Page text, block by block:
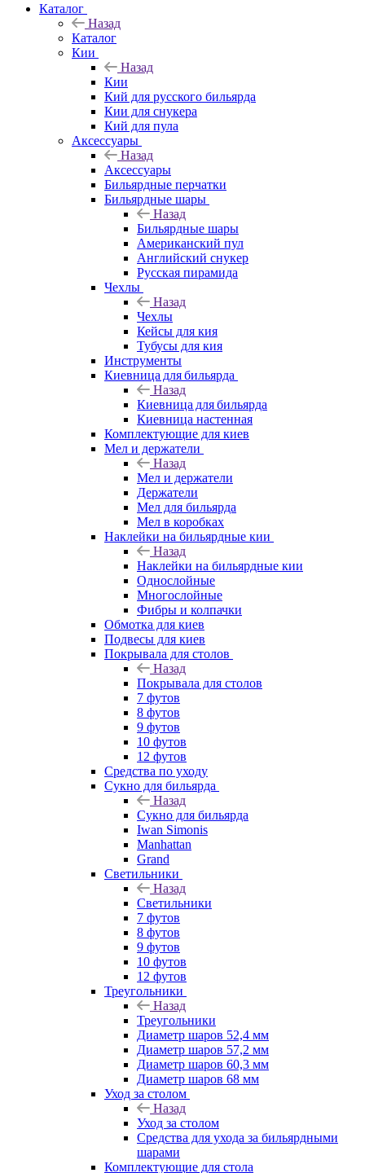
Каталог
Назад
Каталог
Кии
Назад
Кии
Кий для русского бильярда
Кии для снукера
Кий для пула
Аксессуары
Назад
Аксессуары
Бильярдные перчатки
Бильярдные шары
Назад
Бильярдные шары
Американский пул
Английский снукер
Русская пирамида
Чехлы
Назад
Чехлы
Кейсы для кия
Тубусы для кия
Инструменты
Киевница для бильярда
Назад
Киевница для бильярда
Киевница настенная
Комплектующие для киев
Мел и держатели
Назад
Мел и держатели
Держатели
Мел для бильярда
Мел в коробках
Наклейки на бильярдные кии
Назад
Наклейки на бильярдные кии
Однослойные
Многослойные
Фибры и колпачки
Обмотка для киев
Подвесы для киев
Покрывала для столов
Назад
Покрывала для столов
7 футов
8 футов
9 футов
10 футов
12 футов
Средства по уходу
Сукно для бильярда
Назад
Сукно для бильярда
Iwan Simonis
Manhattan
Grand
Светильники
Назад
Светильники
7 футов
8 футов
9 футов
10 футов
12 футов
Треугольники
Назад
Треугольники
Диаметр шаров 52,4 мм
Диаметр шаров 57,2 мм
Диаметр шаров 60,3 мм
Диаметр шаров 68 мм
Уход за столом
Назад
Уход за столом
Средства для ухода за бильярдными
шарами
Комплектующие для стола